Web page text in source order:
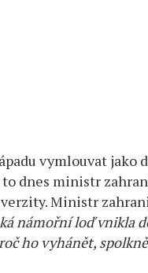
vymlouvat
dnes ministr
Ministr
námořní loď vnikla
ho vyhánět,